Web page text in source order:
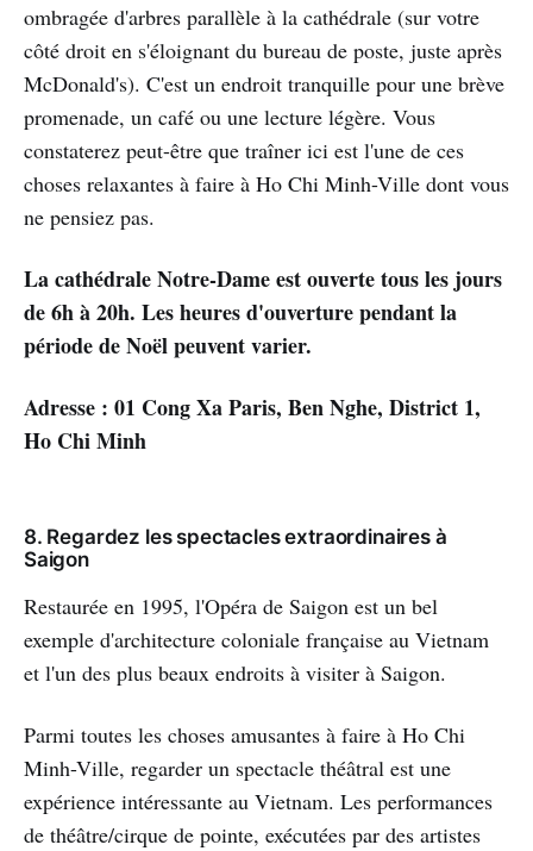
ombragée d'arbres parallèle à la cathédrale (sur votre
côté droit en s'éloignant du bureau de poste, juste après
McDonald's). C'est un endroit tranquille pour une brève
promenade, un café ou une lecture légère. Vous
constaterez peut-être que traîner ici est l'une de ces
choses relaxantes à faire à Ho Chi Minh-Ville dont vous
ne pensiez pas.
La cathédrale Notre-Dame est ouverte tous les jours
de 6h à 20h. Les heures d'ouverture pendant la
période de Noël peuvent varier.
Adresse : 01 Cong Xa Paris, Ben Nghe, District 1,
Ho Chi Minh
8. Regardez les spectacles extraordinaires à
Saigon
Restaurée en 1995, l'Opéra de Saigon est un bel
exemple d'architecture coloniale française au Vietnam
et l'un des plus beaux endroits à visiter à Saigon.
Parmi toutes les choses amusantes à faire à Ho Chi
Minh-Ville, regarder un spectacle théâtral est une
expérience intéressante au Vietnam. Les performances
de théâtre/cirque de pointe, exécutées par des artistes